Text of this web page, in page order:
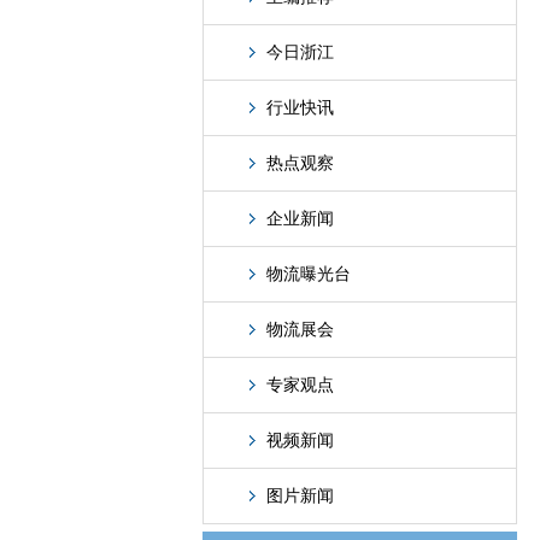
今日浙江
行业快讯
热点观察
企业新闻
物流曝光台
物流展会
专家观点
视频新闻
图片新闻